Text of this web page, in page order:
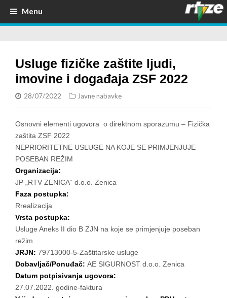
Menu
Usluge fizičke zaštite ljudi,
imovine i događaja ZSF 2022
28/07/2022 Javne nabavke
Osnovni elementi ugovora o direktnom sporazumu – Fizička
zaštita ZSF 2022
NEPRIORITETNE USLUGE NA KOJE SE PRIMJENJUJE
POSEBAN REŽIM
Organizacija:
JP „RTV ZENICA“ d.o.o. Zenica
Faza postupka:
Rrealizacija
Vrsta postupka:
Usluge Aneks II dio B ZJN na koje se primjenjuje poseban
režim
JRJN: 79713000-5-Zaštitarske usluge
Dobavljač/Ponuđač: AE SIGURNOST d.o.o. Zenica
Datum potpisivanja ugovora:
27.07.2022. godine-faktura